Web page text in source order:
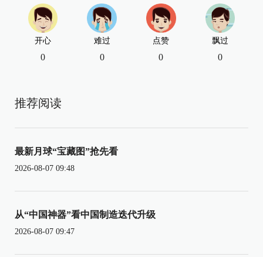
开心
0
难过
0
点赞
0
飘过
0
推荐阅读
最新月球“宝藏图”抢先看
2026-08-07 09:48
从“中国神器”看中国制造迭代升级
2026-08-07 09:47